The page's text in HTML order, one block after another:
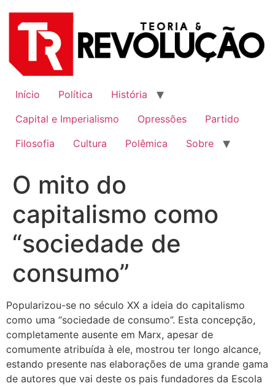
para
Início Política
História
Capital e Imperialismo
Opressões
Partido
Filosofia
Cultura Polêmica Sobre
O mito do
capitalismo como
“sociedade de
consumo”
Popularizou-se no século XX a ideia do capitalismo
como uma “sociedade de consumo”. Esta concepção,
completamente ausente em Marx, apesar de
comumente atribuída à ele, mostrou ter longo alcance,
estando presente nas elaborações de uma grande gama
de autores que vai deste os pais fundadores da Escola